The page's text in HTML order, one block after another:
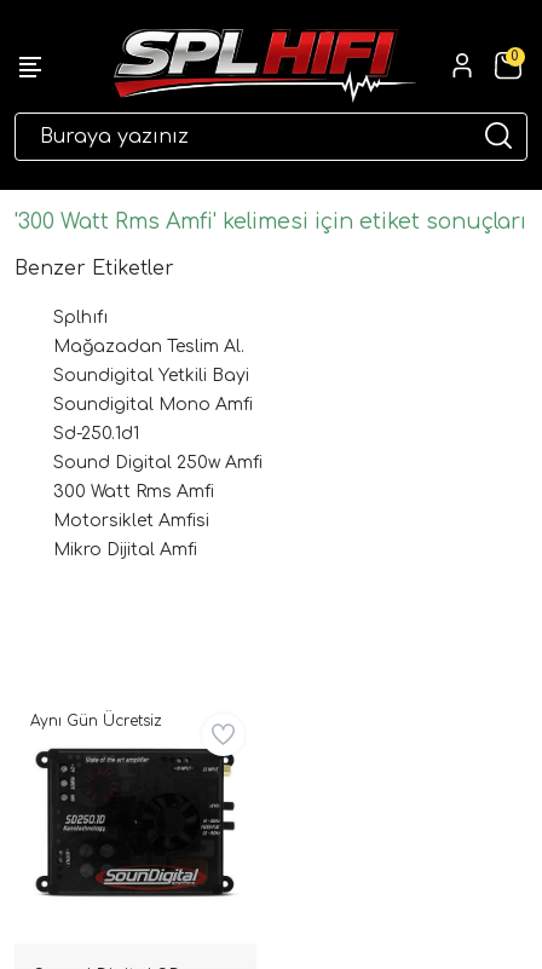
0
'300 Watt Rms Amfi' kelimesi için etiket sonuçları
Benzer Etiketler
Splhıfı
Mağazadan Teslim Al.
Soundigital Yetkili Bayi
Soundigital Mono Amfi
Sd-250.1d1
Sound Digital 250w Amfi
300 Watt Rms Amfi
Motorsiklet Amfisi
Mikro Dijital Amfi
Aynı Gün Ücretsiz